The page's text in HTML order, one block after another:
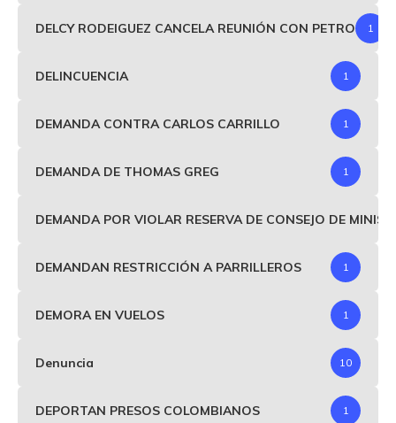
DELCY RODEIGUEZ CANCELA REUNIÓN CON PETRO 1
DELINCUENCIA 1
DEMANDA CONTRA CARLOS CARRILLO 1
DEMANDA DE THOMAS GREG 1
DEMANDA POR VIOLAR RESERVA DE CONSEJO DE
DEMANDAN RESTRICCIÓN A PARRILLEROS 1
DEMORA EN VUELOS 1
Denuncia 10
DEPORTAN PRESOS COLOMBIANOS 1